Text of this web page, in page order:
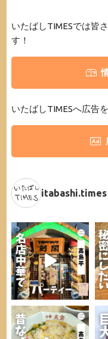
いたばしTIMESでは皆
す！
いたばしTIMESへ広告
itabashi.times